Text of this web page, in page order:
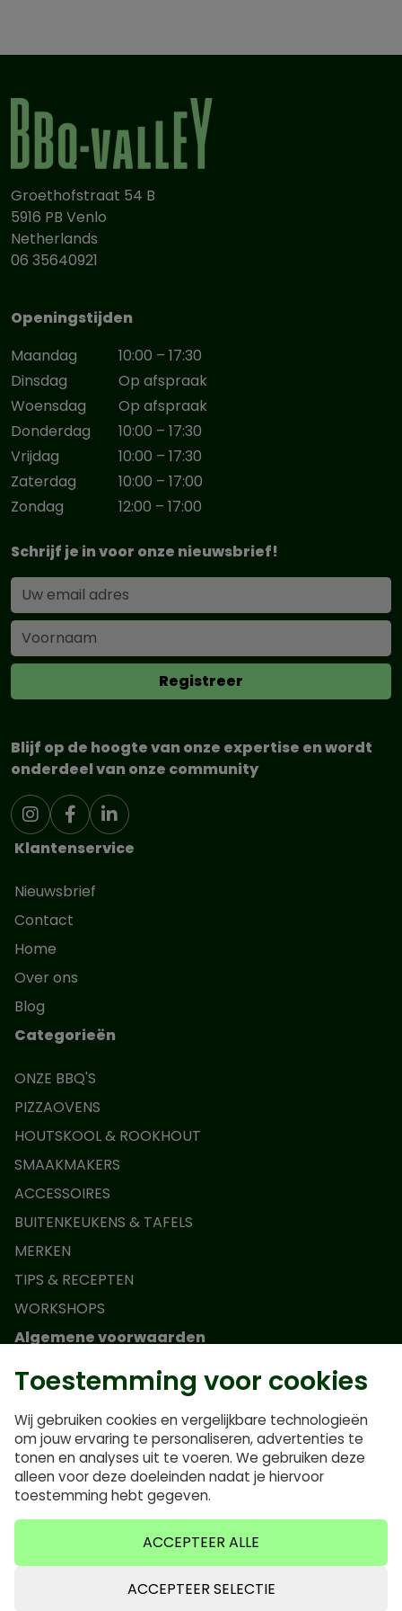
Groethofstraat 54 B
5916 PB Venlo
Netherlands
06 35640921
Openingstijden
Maandag
10:00 – 17:30
Dinsdag
Op afspraak
Woensdag
Op afspraak
Donderdag
10:00 – 17:30
Vrijdag
10:00 – 17:30
Zaterdag
10:00 – 17:00
Zondag
12:00 – 17:00
Schrijf je in voor onze nieuwsbrief!
Blijf op de hoogte van onze expertise en wordt
onderdeel van onze community
Klantenservice
Nieuwsbrief
Contact
Home
Over ons
Blog
Categorieën
ONZE BBQ'S
PIZZAOVENS
HOUTSKOOL & ROOKHOUT
SMAAKMAKERS
ACCESSOIRES
BUITENKEUKENS & TAFELS
MERKEN
TIPS & RECEPTEN
WORKSHOPS
Algemene voorwaarden
Actievoorwaarden Monolith Junior
Privacybeleid
Veelgestelde vragen
Cookiebeleid
Toestemming voor cookies
Wij gebruiken cookies en vergelijkbare technologieën
om jouw ervaring te personaliseren, advertenties te
tonen en analyses uit te voeren. We gebruiken deze
alleen voor deze doeleinden nadat je hiervoor
toestemming hebt gegeven.
ACCEPTEER ALLE
ACCEPTEER SELECTIE